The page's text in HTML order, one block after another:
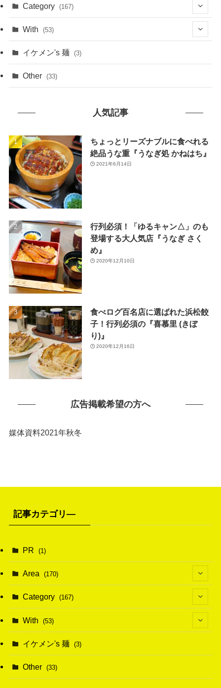
(1)
(38)
(1)
(3)
(26)
(1)
Category (167)
(114)
With (53)
(15)
(43)
(49)
イケメン's 麺 (3)
Other (33)
人気記事
ちょっとリーズナブルに食べれる
絶品うな重『うなぎ処 かねはち』
2021年6月14日
行列必須！「ゆるキャン△」のも
登場する大人気店『うなぎ さく
め』
2020年12月10日
食べログ百名店に選ばれた浜松餃
子！行列必須の『喜慕里 (きぼ
り)』
2020年12月16日
広告掲載希望の方へ
媒体資料2021年秋冬
記事カテゴリ―
PR (1)
Area (170)
(1)
(38)
Category (167)
(114)
With (53)
(15)
(43)
イケメン's 麺 (3)
Other (33)